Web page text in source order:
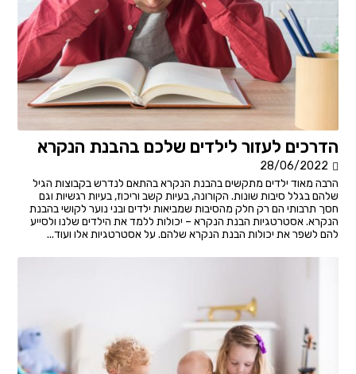
הדרכים לעזור לילדים שלכם בהבנת הנקרא
28/06/2022
הרבה מאוד ילדים מתקשים בהבנת הנקרא בהתאם לנדרש בקבוצות הגיל
שלהם בגלל סיבות שונות. הקורונה, בעיות קשב וריכוז, בעיות רגשיות וגם
חסך תרבותי הם רק חלק מהסיבות שמביאות ילדים ובני נוער לקושי בהבנת
הנקרא. אסטרטגיות הבנת הנקרא – יכולות ללמד את הילדים שלנו ולסייע
להם לשפר את יכולות הבנת הנקרא שלהם. על אסטרטגיות אלו ועוד...